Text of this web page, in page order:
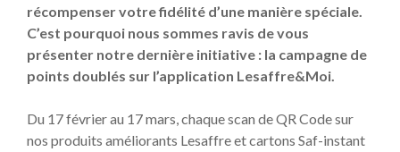
récompenser votre fidélité d’une manière spéciale.
C’est pourquoi nous sommes ravis de vous
présenter notre dernière initiative : la campagne de
points doublés sur l’application Lesaffre&Moi.
Du 17 février au 17 mars, chaque scan de QR Code sur
nos produits améliorants Lesaffre et cartons Saf-instant